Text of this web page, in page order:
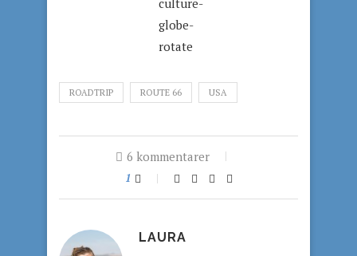
ROADTRIP ROUTE 66 USA
6 kommentarer
1
LAURA